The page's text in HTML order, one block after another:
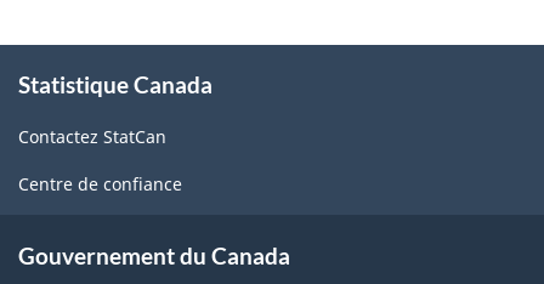
propos
ce
site
Statistique Canada
Contactez StatCan
Centre de confiance
Gouvernement du Canada